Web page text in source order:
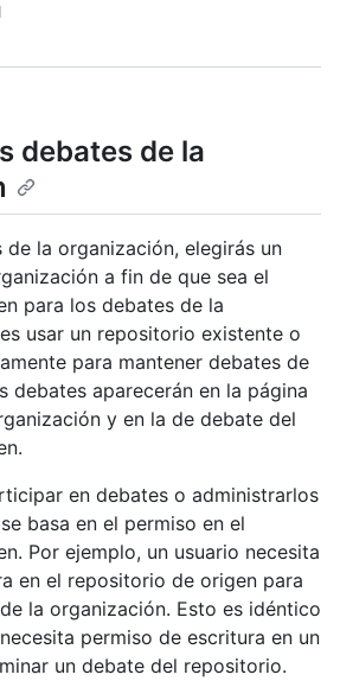
debates de la
la organización, elegirás un
a fin de que sea el
para los debates de la
usar un repositorio existente o
para mantener debates de
debates aparecerán en la página
y en la de debate del
en debates o administrarlos
basa en el permiso en el
Por ejemplo, un usuario necesita
en el repositorio de origen para
la organización. Esto es idéntico
permiso de escritura en un
un debate del repositorio.